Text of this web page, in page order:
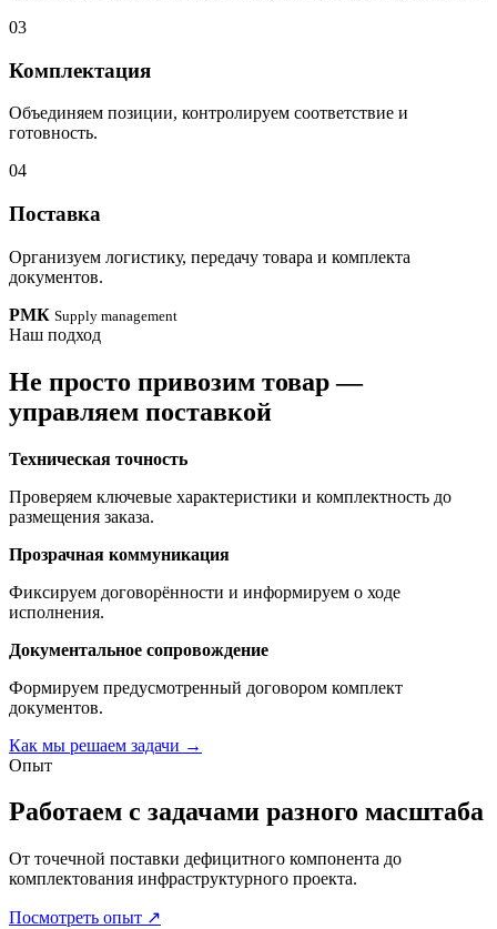
03
Комплектация
Объединяем позиции, контролируем соответствие и
готовность.
04
Поставка
Организуем логистику, передачу товара и комплекта
документов.
РМК Supply management
Наш подход
Не просто привозим товар —
управляем поставкой
Техническая точность
Проверяем ключевые характеристики и комплектность до
размещения заказа.
Прозрачная коммуникация
Фиксируем договорённости и информируем о ходе
исполнения.
Документальное сопровождение
Формируем предусмотренный договором комплект
документов.
Как мы решаем задачи →
Опыт
Работаем с задачами разного масштаба
От точечной поставки дефицитного компонента до
комплектования инфраструктурного проекта.
Посмотреть опыт ↗